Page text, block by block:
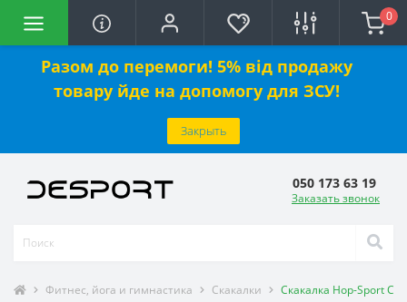
Разом до перемоги! 5% від продажу
товару йде на допомогу для ЗСУ!
Закрыть
0
050 173 63 19
Заказать звонок
Фитнес, йога и гимнастика Скакалки Скакалка Hop-Sport